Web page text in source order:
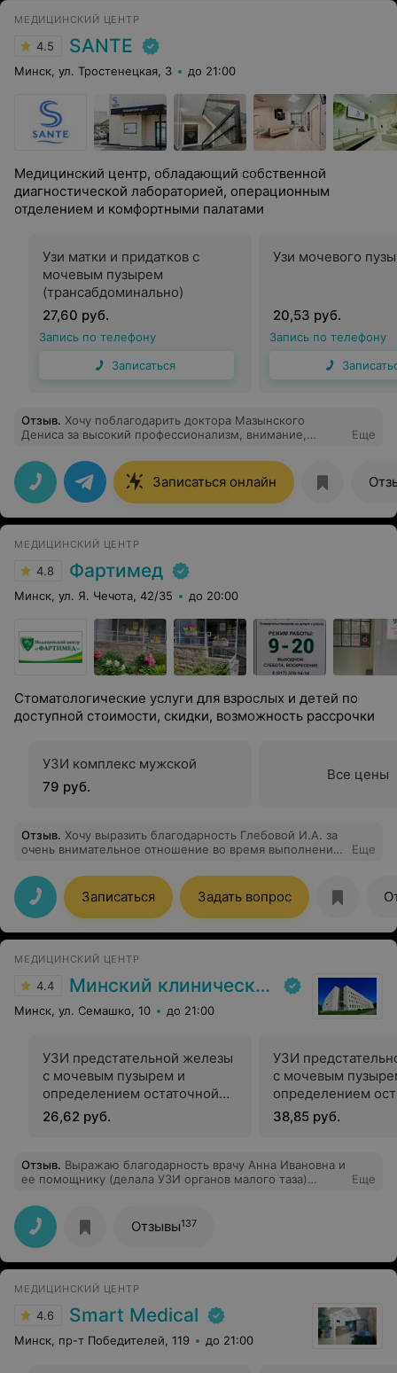
МЕДИЦИНСКИЙ ЦЕНТР
4.5 SANTE
Минск, ул. Тростенецкая, 3 до 21:00
Медицинский центр, обладающий собственной
диагностической лабораторией, операционным
отделением и комфортными палатами
Узи матки и придатков с
мочевым пузырем
(трансабдоминально)
27,60 руб.
Запись по телефону
Записаться
Узи мочевого
20,53 руб.
Запись по телефону
Отзыв. Хочу поблагодарить доктора Мазынского
Дениса за высокий профессионализм, внимание,
первых минут приема понимаешь, что это именно тот
доктор! Все манипуляции четко, без лишней суеты,
вопрос-ответ - все по делу! Рекомендую этот центр и
этого доктора однозначно!
Еще
Записаться онлайн
МЕДИЦИНСКИЙ ЦЕНТР
4.8 Фартимед
Минск, ул. Я. Чечота, 42/35 до 20:00
Стоматологические услуги для взрослых и детей по
доступной стоимости, скидки, возможность рассрочки
УЗИ комплекс мужской
79 руб.
Все цены
Отзыв. Хочу выразить благодарность Глебовой И.А. за
очень внимательное отношение во время выполнения
Очень рекомендую этого специалиста за
профессионализм и очень приятное общение. А так же
хочу отметить работу приветливого администратора.
Очень понравилось обслуживание в целом и приятно
удивили цены.
Еще
Записаться Задать вопрос
МЕДИЦИНСКИЙ ЦЕНТР
4.4 Минский клинический консультативно-диагностический центр
Минск, ул. Семашко, 10 до 21:00
УЗИ предстательной железы
с мочевым пузырем и
определением остаточной
мочи (трансабдоминально)
26,62 руб.
УЗИ
с мочевым
определением
мочи
ТРУЗИ
38,85 руб.
Отзыв. Выражаю благодарность врачу Анна Ивановна и
ее помощнику (делала УЗИ органов малого таза)
отношение к пациентам) спасибо Вам).
Еще
Отзывы137
МЕДИЦИНСКИЙ ЦЕНТР
4.6 Smart Medical
Минск, пр-т Победителей, 119 до 21:00